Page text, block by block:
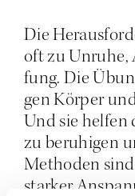
Die
oft zu
fung. Die
gen Kör­per
Und sie hel­fen
zu beru­hi­gen
Metho­den
star­ker